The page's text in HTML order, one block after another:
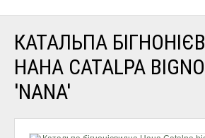
КАТАЛЬПА
НАНА CATALPA
'NANA'